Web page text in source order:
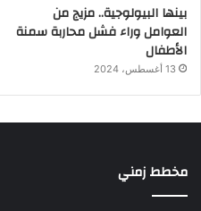
بينها البيولوجية.. مزيج من
العوامل وراء فشل محاربة سمنة
الأطفال
13 أغسطس، 2024
مخطط زمني